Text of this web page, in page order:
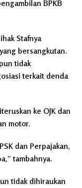
BPKB
Stafnya
bersangkutan.
tidak
terkait denda
ke OJK dan
motor.
dan Perpajakan,
tambahnya.
tidak dihiraukan